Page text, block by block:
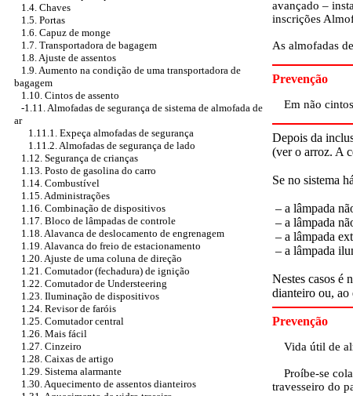
1.4. Chaves
1.5. Portas
1.6. Capuz de monge
1.7. Transportadora de bagagem
1.8. Ajuste de assentos
1.9. Aumento na condição de uma transportadora de
bagagem
1.10. Cintos de assento
-1.11.Almofadas de segurança de sistema de almofada de
ar
1.11.1. Expeça almofadas de segurança
1.11.2. Almofadas de segurança de lado
1.12. Segurança de crianças
1.13. Posto de gasolina do carro
1.14. Combustível
1.15. Administrações
1.16. Combinação de dispositivos
1.17. Bloco de lâmpadas de controle
1.18. Alavanca de deslocamento de engrenagem
1.19. Alavanca do freio de estacionamento
1.20. Ajuste de uma coluna de direção
1.21. Comutador (fechadura) de ignição
1.22. Comutador de Understeering
1.23. Iluminação de dispositivos
1.24. Revisor de faróis
1.25. Comutador central
1.26. Mais fácil
1.27. Cinzeiro
1.28. Caixas de artigo
1.29. Sistema alarmante
1.30. Aquecimento de assentos dianteiros
avançado –
inscrições
As almofadas
Prevenção
Em não
Depois da
(ver o arroz. A
Se no sistema
– a lâmpada
– a lâmpada
– a lâmpada
– a lâmpada
Nestes casos é
dianteiro ou, ao
Prevenção
Vida útil de
Proíbe-se
travesseiro do